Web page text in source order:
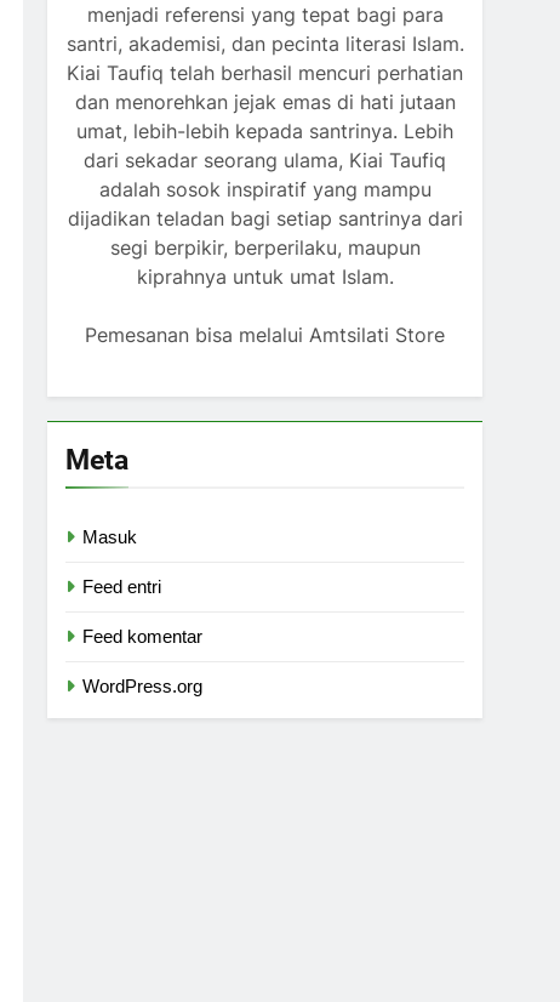
menjadi referensi yang tepat bagi para
santri, akademisi, dan pecinta literasi Islam.
Kiai Taufiq telah berhasil mencuri perhatian
dan menorehkan jejak emas di hati jutaan
umat, lebih-lebih kepada santrinya. Lebih
dari sekadar seorang ulama, Kiai Taufiq
adalah sosok inspiratif yang mampu
dijadikan teladan bagi setiap santrinya dari
segi berpikir, berperilaku, maupun
kiprahnya untuk umat Islam.
Pemesanan bisa melalui Amtsilati Store
Meta
Masuk
Feed entri
Feed komentar
WordPress.org